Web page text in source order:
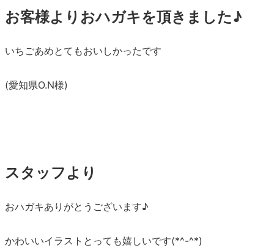
お客様よりおハガキを頂きました♪
いちごあめとてもおいしかったです
(愛知県O.N様)
スタッフより
おハガキありがとうございます♪
かわいいイラストとっても嬉しいです(*^-^*)